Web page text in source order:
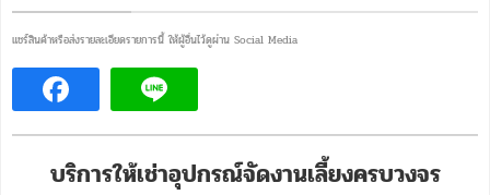
แชร์สินค้าหรือส่งรายละเอียดรายการนี้ ให้ผู้อื่นไว้ดูผ่าน Social Media
บริการให้เช่าอุปกรณ์จัดงานเลี้ยงครบวงจร